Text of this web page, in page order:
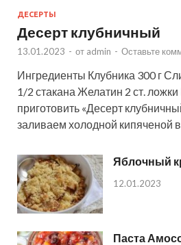
ДЕСЕРТЫ
Десерт клубничный
13.01.2023 - от admin - Оставьте
Ингредиенты Клубника 300 г
1/2 стакана Желатин 2 ст.
приготовить «Десерт
заливаем холодной кипяченой
Яблочный
12.01.2023
Паста